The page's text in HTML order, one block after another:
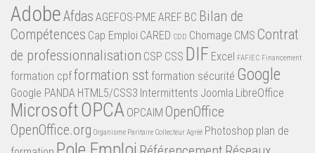
AdobeAfdas AGEFOS-PME AREF BC Bilan de
Compétences Cap Emploi CARED CDD Chomage CMS Contrat
de professionnalisation CSP CSS DIF Excel FAFIEC Financement
formation cpfformation sst formation sécurité Google
Google PANDA HTML5/CSS3 Intermittents Joomla LibreOffice
MicrosoftOPCA OPCAIM OpenOffice
OpenOffice.org Organisme Paritaire Collecteur Agréé Photoshop plan de